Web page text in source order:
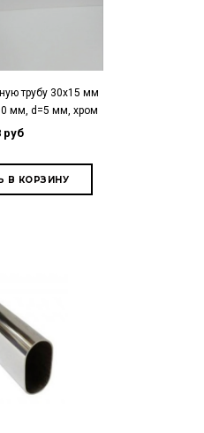
трубу 30х15 мм
мм, d=5 мм, хром
руб